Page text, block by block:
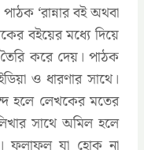
‘রান্নার বই অথবা
বইয়ের মধ্যে দিয়ে
করে দেয়। পাঠক
ও ধারণার সাথে।
হলে লেখকের মতের
সাথে অমিল হলে